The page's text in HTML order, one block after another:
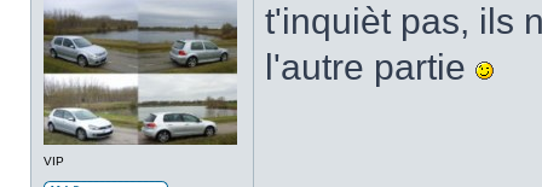
VIP
t'inquièt pas, ils
l'autre partie